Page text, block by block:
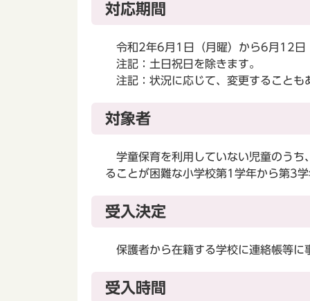
対応期間
令和2年6月1日（月曜）から6月12日
注記：土日祝日を除きます。
注記：状況に応じて、変更することも
対象者
学童保育を利用していない児童のうち
ることが困難な小学校第1学年から第3
受入決定
保護者から在籍する学校に連絡帳等に
受入時間